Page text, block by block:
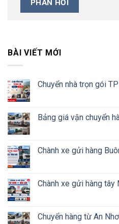
BÀI VIẾT MỚI
Chuyển nhà trọn gói
Bảng giá vận chuyển
Chành xe gửi hàng
Chành xe gửi hàng tây
Chuyển hàng từ An